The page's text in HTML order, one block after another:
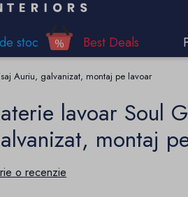
stoc Best Deals
Auriu, galvanizat, montaj pe lavoar
lavoar Soul
montaj
o recenzie